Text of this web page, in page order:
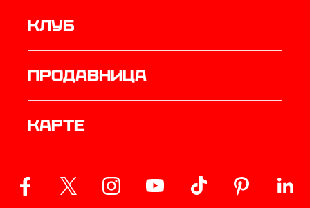
Клуб
продавница
Карте